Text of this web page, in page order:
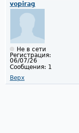
vopirag
Не в сети
Регистрация:
06/07/26
Сообщения: 1
Верх